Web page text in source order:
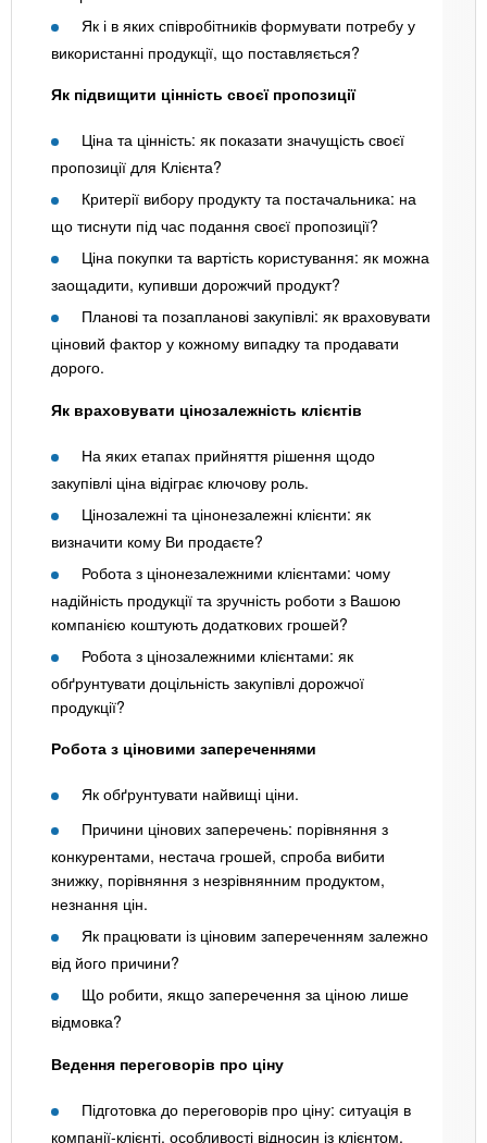
Як і в яких співробітників формувати потребу у
використанні продукції, що поставляється?
Як підвищити цінність своєї пропозиції
Ціна та цінність: як показати значущість своєї
пропозиції для Клієнта?
Критерії вибору продукту та постачальника: на
що тиснути під час подання своєї пропозиції?
Ціна покупки та вартість користування: як можна
заощадити, купивши дорожчий продукт?
Планові та позапланові закупівлі: як враховувати
ціновий фактор у кожному випадку та продавати
дорого.
Як враховувати цінозалежність клієнтів
На яких етапах прийняття рішення щодо
закупівлі ціна відіграє ключову роль.
Цінозалежні та цінонезалежні клієнти: як
визначити кому Ви продаєте?
Робота з цінонезалежними клієнтами: чому
надійність продукції та зручність роботи з Вашою
компанією коштують додаткових грошей?
Робота з цінозалежними клієнтами: як
обґрунтувати доцільність закупівлі дорожчої
продукції?
Робота з ціновими запереченнями
Як обґрунтувати найвищі ціни.
Причини цінових заперечень: порівняння з
конкурентами, нестача грошей, спроба вибити
знижку, порівняння з незрівнянним продуктом,
незнання цін.
Як працювати із ціновим запереченням залежно
від його причини?
Що робити, якщо заперечення за ціною лише
відмовка?
Ведення переговорів про ціну
Підготовка до переговорів про ціну: ситуація в
компанії-клієнті, особливості відносин із клієнтом,